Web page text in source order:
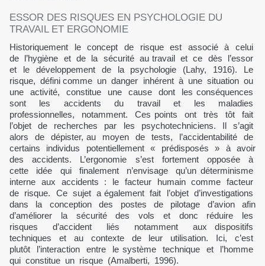
ESSOR DES RISQUES EN PSYCHOLOGIE DU
TRAVAIL ET ERGONOMIE
Historiquement le concept de risque est associé à celui
de l’hygiène et de la sécurité au travail et ce dès l’essor
et le développement de la psychologie (Lahy, 1916). Le
risque, défini comme un danger inhérent à une situation ou
une activité, constitue une cause dont les conséquences
sont les accidents du travail et les maladies
professionnelles, notamment. Ces points ont très tôt fait
l’objet de recherches par les psychotechniciens. Il s’agit
alors de dépister, au moyen de tests, l’accidentabilité de
certains individus potentiellement « prédisposés » à avoir
des accidents. L’ergonomie s’est fortement opposée à
cette idée qui finalement n’envisage qu’un déterminisme
interne aux accidents : le facteur humain comme facteur
de risque. Ce sujet a également fait l’objet d’investigations
dans la conception des postes de pilotage d’avion afin
d’améliorer la sécurité des vols et donc réduire les
risques d’accident liés notamment aux dispositifs
techniques et au contexte de leur utilisation. Ici, c’est
plutôt l’interaction entre le système technique et l’homme
qui constitue un risque (Amalberti, 1996).